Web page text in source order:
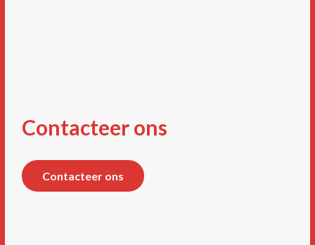
Contacteer ons
Contacteer ons